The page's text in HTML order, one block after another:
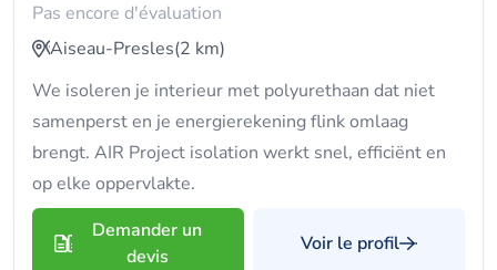
Pas encore d'évaluation
Aiseau-Presles(2 km)
We isoleren je interieur met polyurethaan dat niet
samenperst en je energierekening flink omlaag
brengt. AIR Project isolation werkt snel, efficiënt en
op elke oppervlakte.
Demander un
devis
Voir le profil